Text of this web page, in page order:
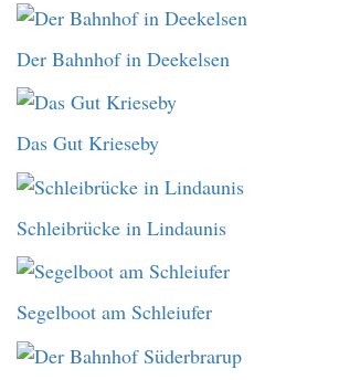
Der Bahnhof in Deekelsen
Das Gut Krieseby
Schleibrücke in Lindaunis
Segelboot am Schleiufer